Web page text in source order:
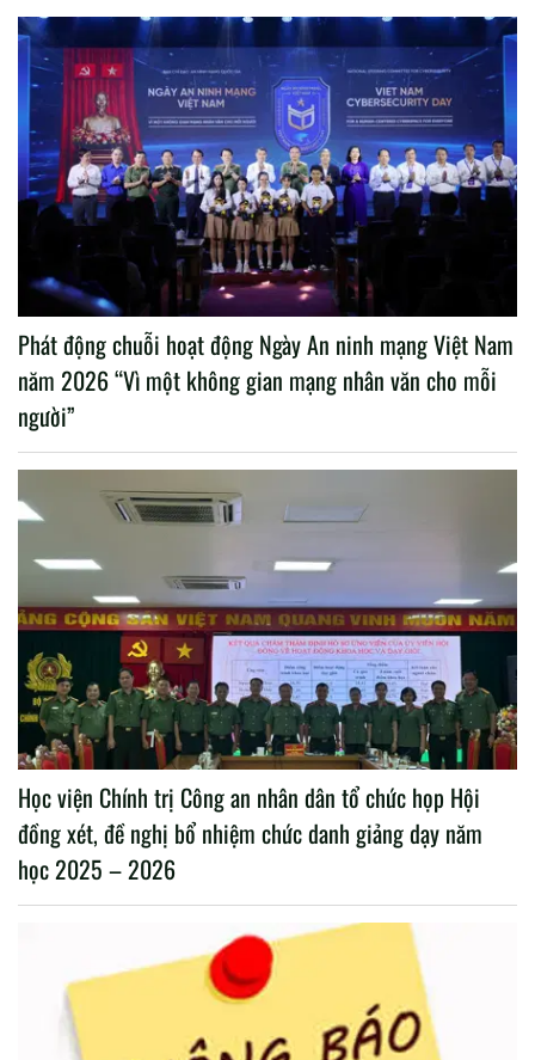
Phát động chuỗi hoạt động Ngày An ninh mạng Việt Nam
năm 2026 “Vì một không gian mạng nhân văn cho mỗi
người”
Học viện Chính trị Công an nhân dân tổ chức họp Hội
đồng xét, đề nghị bổ nhiệm chức danh giảng dạy năm
học 2025 – 2026